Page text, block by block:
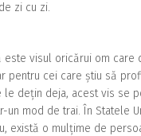
zi cu zi.
este visul oricărui om care
pentru cei care știu să
le dețin deja, acest vis se
un mod de trai. În Statele
există o mulțime de